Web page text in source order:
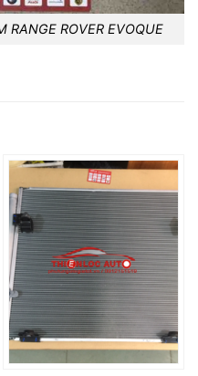
RANGE ROVER EVOQUE